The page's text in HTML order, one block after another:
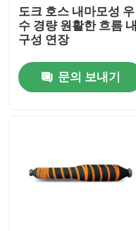
도크 호스 내마모성 우
수 경량 원활한 흐름 내
구성 연장
문의 보내기